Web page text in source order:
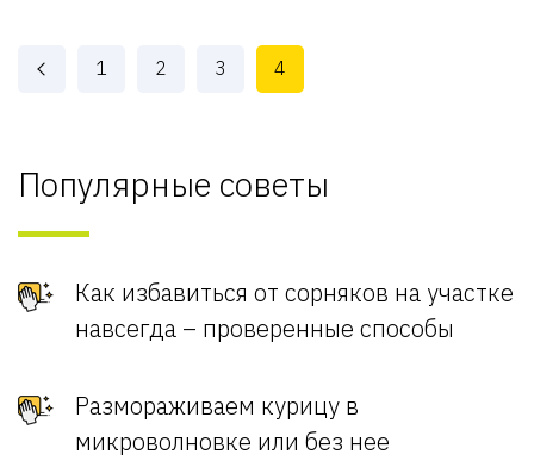
1 2 3 4
Популярные советы
Как избавиться от сорняков на участке
навсегда – проверенные способы
Размораживаем курицу в
микроволновке или без нее